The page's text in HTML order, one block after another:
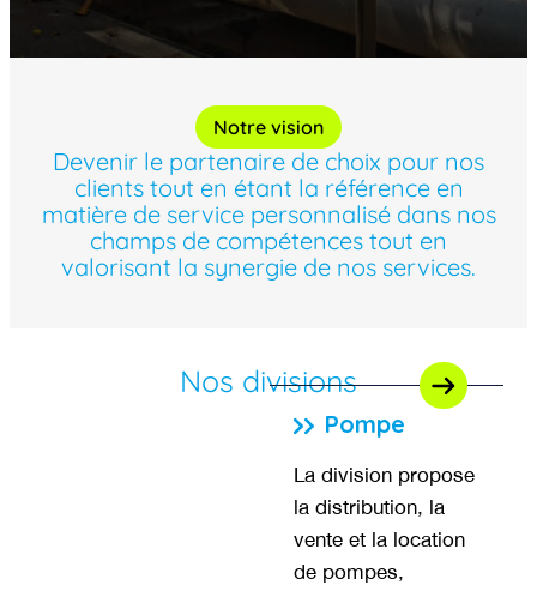
Notre vision
Devenir le partenaire de choix pour nos
clients tout en étant la référence en
matière de service personnalisé dans nos
champs de compétences tout en
valorisant la synergie de nos services.
Nos divisions
Pompe
La division propose
la distribution, la
vente et la location
de pompes,